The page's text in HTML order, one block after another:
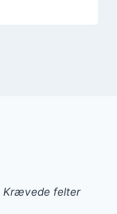
Krævede felter